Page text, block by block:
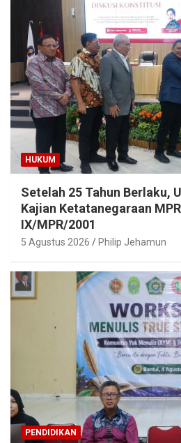
HUKUM
Setelah 25 Tahun Berlaku,
Kajian Ketatanegaraan
IX/MPR/2001
5 Agustus 2026 Philip Jehamun
PENDIDIKAN